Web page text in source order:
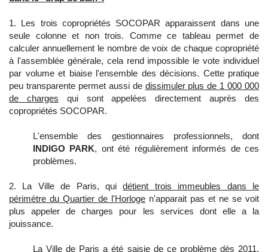
1. Les trois copropriétés SOCOPAR apparaissent dans une
seule colonne et non trois. Comme ce tableau permet de
calculer annuellement le nombre de voix de chaque copropriété
à l'assemblée générale, cela rend impossible le vote individuel
par volume et biaise l'ensemble des décisions. Cette pratique
peu transparente permet aussi de dissimuler plus de 1 000 000
de charges qui sont appelées directement auprès des
copropriétés SOCOPAR.
L'ensemble des gestionnaires professionnels, dont
INDIGO PARK, ont été régulièrement informés de ces
problèmes.
2. La Ville de Paris, quidétient trois immeubles dans le
périmètre du Quartier de l'Horloge n'apparait pas et ne se voit
plus appeler de charges pour les services dont elle a la
jouissance.
La Ville de Paris a été saisie de ce problème dès 2011,